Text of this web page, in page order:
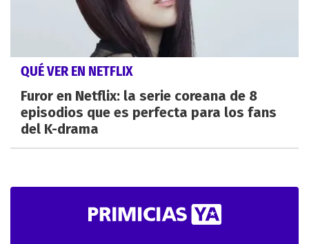
QUÉ VER EN NETFLIX
Furor en Netflix: la serie coreana de 8
episodios que es perfecta para los fans
del K-drama